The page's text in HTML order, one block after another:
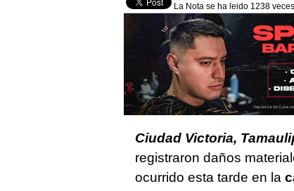
La Nota se ha leido 1238
Ciudad Victoria,
registraron daños
ocurrido esta tarde en la